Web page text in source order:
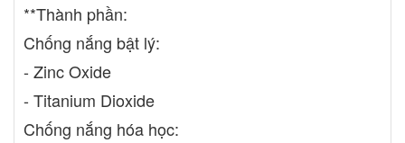
**Thành phần:
Chống nắng bật lý:
- Zinc Oxide
- Titanium Dioxide
Chống nắng hóa học: